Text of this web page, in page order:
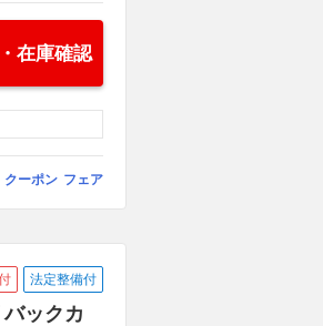
在庫確認
クーポン フェア
法定整備付
ックカ